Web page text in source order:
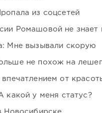
из соцсетей
Ромашовой не знает
Мне вызывали скорую
не похож на
впечатлением от
какой у меня статус?
Новосибирске